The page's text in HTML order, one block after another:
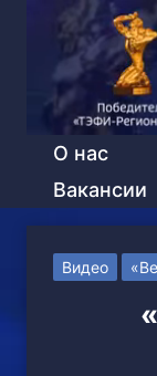
О нас
Вакансии
Видео